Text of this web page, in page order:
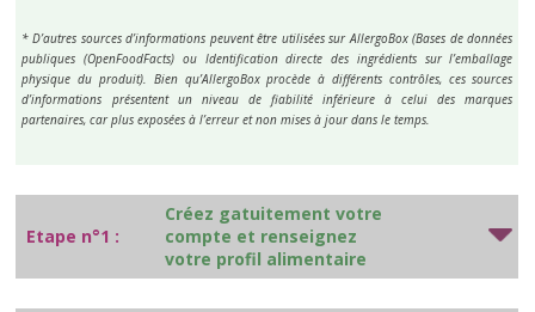
* D’autres sources d’informations peuvent être utilisées sur AllergoBox (Bases de données
publiques (OpenFoodFacts) ou Identification directe des ingrédients sur l’emballage
physique du produit). Bien qu’AllergoBox procède à différents contrôles, ces sources
d’informations présentent un niveau de fiabilité inférieure à celui des marques
partenaires, car plus exposées à l’erreur et non mises à jour dans le temps.
Etape n°1 :
Créez gatuitement votre
compte et renseignez
votre profil alimentaire